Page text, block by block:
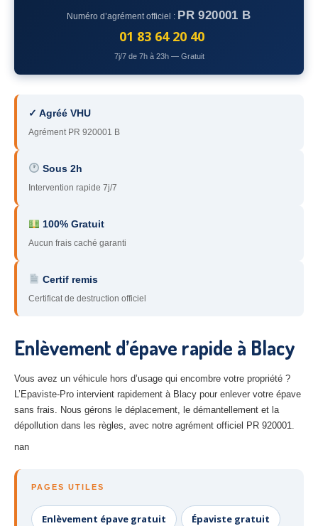
75– Paris
78– Yvelines
93– Seine-Saint-Denis
95– Val d’Oise
91 – Essonne
89– Yonne
60 – Oise
51– Marne
28– Eure-et-Loir
27 – Eure
10– Aube
CENTREVHU AGRÉE
Numéro d’agrément officiel : PR 920001 B
01 83 64 20 40
7j/7 de 7h à 23h — Gratuit
✓ Agréé VHU
Agrément PR 920001 B
Sous 2h
Intervention rapide 7j/7
100% Gratuit
Aucun frais caché garanti
Certif remis
Certificat de destruction officiel
Enlèvement d’épave rapide à Blacy
Vous avez un véhicule hors d’usage qui encombre votre propriété ?
L’Epaviste-Pro intervient rapidement à Blacy pour enlever votre épave
sans frais. Nous gérons le déplacement, le démantellement et la
dépollution dans les règles, avec notre agrément officiel PR 920001.
nan
PAGES UTILES
Enlèvement épave gratuit Épaviste gratuit